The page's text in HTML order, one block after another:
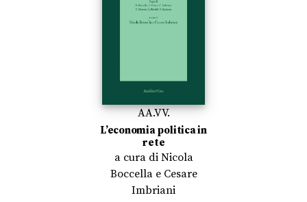
AA.VV.
L’economia politica in
rete
a cura di Nicola
Boccellae Cesare
Imbriani